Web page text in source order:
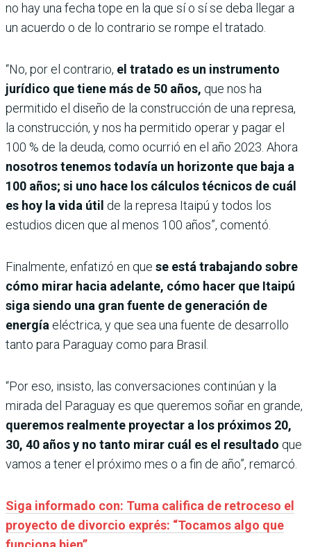
no hay una fecha tope en la que sí o sí se deba llegar a
un acuerdo o de lo contrario se rompe el tratado.
“No, por el contrario, el tratado es un instrumento
jurídico que tiene más de 50 años, que nos ha
permitido el diseño de la construcción de una represa,
la construcción, y nos ha permitido operar y pagar el
100 % de la deuda, como ocurrió en el año 2023. Ahora
nosotros tenemos todavía un horizonte que baja a
100 años; si uno hace los cálculos técnicos de cuál
es hoy la vida útil de la represa Itaipú y todos los
estudios dicen que al menos 100 años”, comentó.
Finalmente, enfatizó en que se está trabajando sobre
cómo mirar hacia adelante, cómo hacer que Itaipú
siga siendo una gran fuente de generación de
energía eléctrica, y que sea una fuente de desarrollo
tanto para Paraguay como para Brasil.
“Por eso, insisto, las conversaciones continúan y la
mirada del Paraguay es que queremos soñar en grande,
queremos realmente proyectar a los próximos 20,
30, 40 años y no tanto mirar cuál es el resultado que
vamos a tener el próximo mes o a fin de año”, remarcó.
Siga informado con: Tuma califica de retroceso el
proyecto de divorcio exprés: “Tocamos algo que